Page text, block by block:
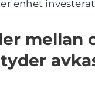
enhet
mellan